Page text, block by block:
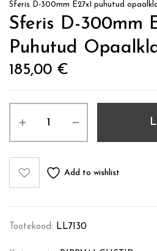
Sferis D-300mm E27x1 puhutud
Sferis D-300mm
Puhutud
185,00 €
Add to wishlist
Tootekood: LL7130